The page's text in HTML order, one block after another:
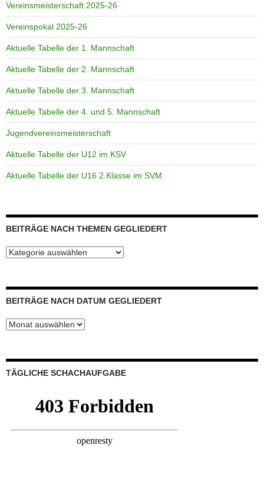
Vereinsmeisterschaft 2025-26
Vereinspokal 2025-26
Aktuelle Tabelle der 1. Mannschaft
Aktuelle Tabelle der 2. Mannschaft
Aktuelle Tabelle der 3. Mannschaft
Aktuelle Tabelle der 4. und 5. Mannschaft
Jugendvereinsmeisterschaft
Aktuelle Tabelle der U12 im KSV
Aktuelle Tabelle der U16 2.Klasse im SVM
BEITRÄGE NACH THEMEN GEGLIEDERT
Beiträge
BEITRÄGE NACH DATUM GEGLIEDERT
Beiträge
TÄGLICHE SCHACHAUFGABE